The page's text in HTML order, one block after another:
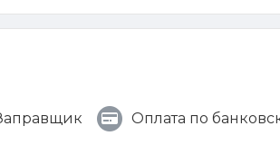
Оплата по